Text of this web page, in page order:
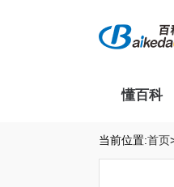
懂百科
当前位置:首页